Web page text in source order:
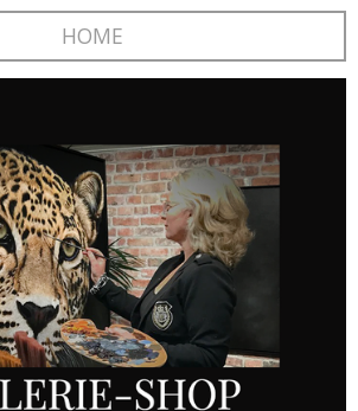
HOME